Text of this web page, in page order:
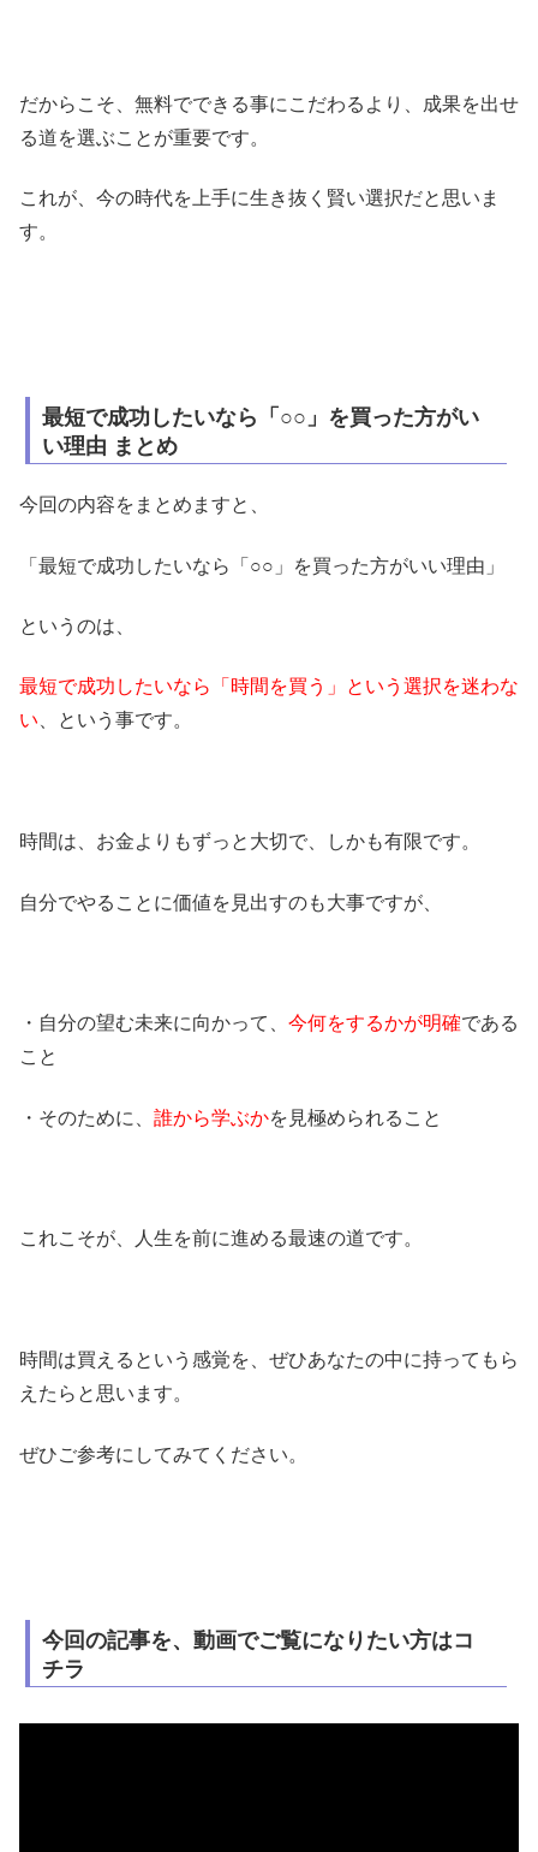
だからこそ、無料でできる事にこだわるより、成果を出せ
る道を選ぶことが重要です。
これが、今の時代を上手に生き抜く賢い選択だと思いま
す。
最短で成功したいなら「○○」を買った方がい
い理由 まとめ
今回の内容をまとめますと、
「最短で成功したいなら「○○」を買った方がいい理由」
というのは、
最短で成功したいなら「時間を買う」という選択を迷わな
い 、という事です。
時間は、お金よりもずっと大切で、しかも有限です。
自分でやることに価値を見出すのも大事ですが、
・自分の望む未来に向かって、 今何をするかが明確である
こと
・そのために、 誰から学ぶかを見極められること
これこそが、人生を前に進める最速の道です。
時間は買えるという感覚を、ぜひあなたの中に持ってもら
えたらと思います。
ぜひご参考にしてみてください。
今回の記事を、動画でご覧になりたい方はコ
チラ